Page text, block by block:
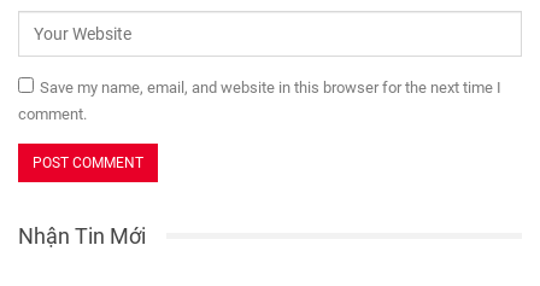
Save my name, email, and website in this browser for the next time I
comment.
Nhận Tin Mới